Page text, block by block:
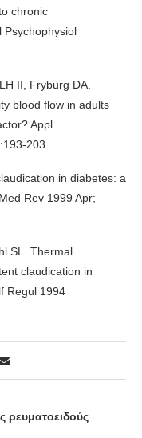
chronic
Psychophysiol
II, Fryburg DA.
blood flow in adults
Appl
203.
in diabetes: a
Rev 1999 Apr;
SL. Thermal
claudication in
Regul 1994
ρευματοειδούς